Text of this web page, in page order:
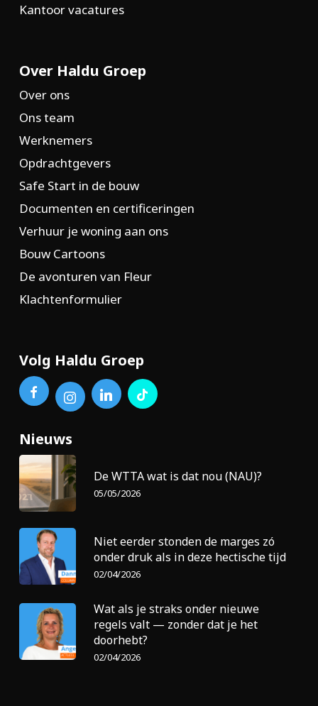
Kantoor vacatures
Over Haldu Groep
Over ons
Ons team
Werknemers
Opdrachtgevers
Safe Start in de bouw
Documenten en certificeringen
Verhuur je woning aan ons
Bouw Cartoons
De avonturen van Fleur
Klachtenformulier
Volg Haldu Groep
Nieuws
De WTTA wat is dat nou (NAU)?
05/05/2026
Niet eerder stonden de marges zó
onder druk als in deze hectische tijd
02/04/2026
Wat als je straks onder nieuwe
regels valt — zonder dat je het
doorhebt?
02/04/2026